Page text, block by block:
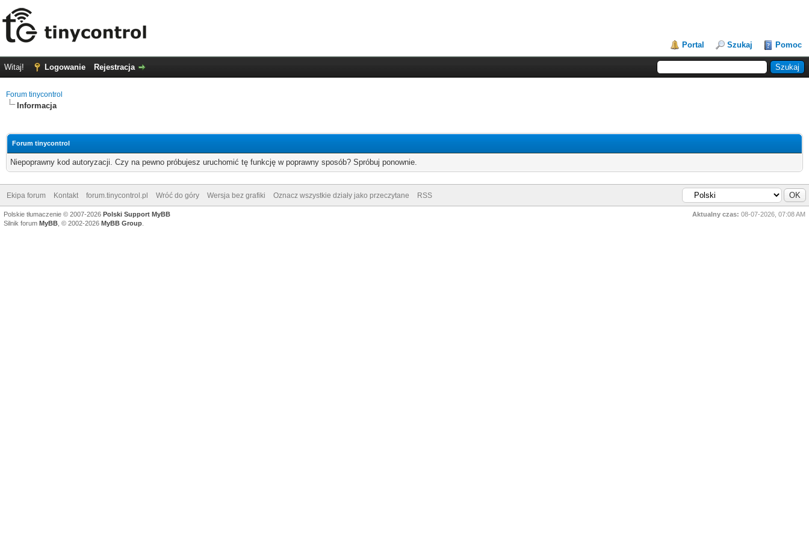
Portal Szukaj Pomoc
Witaj! Logowanie Rejestracja
Forum tinycontrol
Informacja
Forum tinycontrol
Niepoprawny kod autoryzacji. Czy na pewno próbujesz uruchomić tę funkcję w poprawny sposób? Spróbuj ponownie.
Ekipa forum Kontakt forum.tinycontrol.pl Wróć do góry Wersja bez grafiki Oznacz wszystkie działy jako przeczytane RSS
Aktualny czas: 08-07-2026, 07:08 AM
Polskie tłumaczenie © 2007-2026 Polski Support MyBB
Silnik forum MyBB , © 2002-2026 MyBB Group